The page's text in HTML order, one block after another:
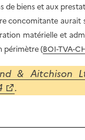
biens et aux
concomitante aurait
matérielle et
périmètre (BOI-TVA-
& Aitchison
.